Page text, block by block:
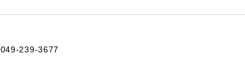
049-239-3677